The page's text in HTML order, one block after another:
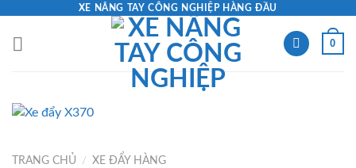
content
XE NÂNG TAY CÔNG NGHIỆP HÀNG ĐẦU
0
TRANG CHỦ / XE ĐẨY HÀNG